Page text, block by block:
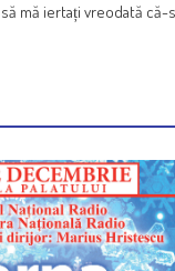
mă iertați vreodată că-